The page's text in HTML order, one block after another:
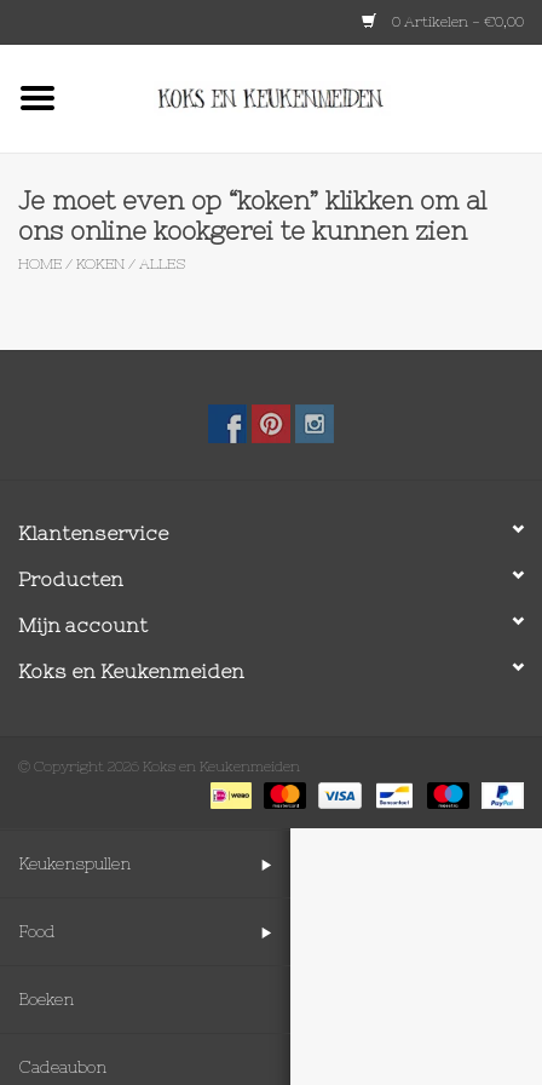
0 Artikelen - €0,00
Koken
Op Tafel
Koffie & Thee
Keukenspullen
Food
Boeken
Cadeaubon
Je moet even op “koken” klikken om al
ons online kookgerei te kunnen zien
HOME / KOKEN / ALLES
Klantenservice
Producten
Mijn account
Koks en Keukenmeiden
© Copyright 2026 Koks en Keukenmeiden